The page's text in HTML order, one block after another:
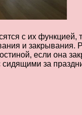
с их функцией,
и
если она
сидящими за